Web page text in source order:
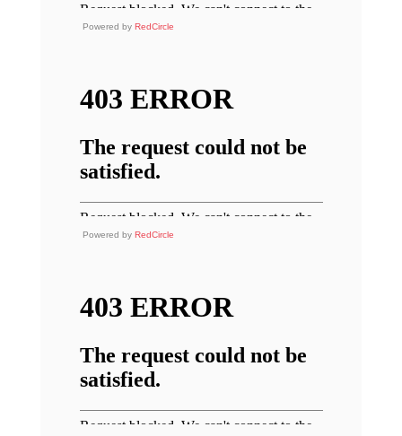
Powered by RedCircle
Powered by RedCircle